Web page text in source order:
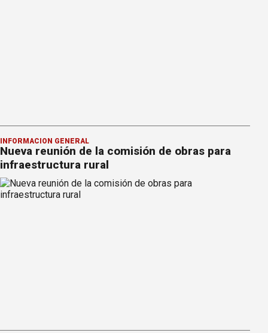
INFORMACION GENERAL
Nueva reunión de la comisión de obras para
infraestructura rural